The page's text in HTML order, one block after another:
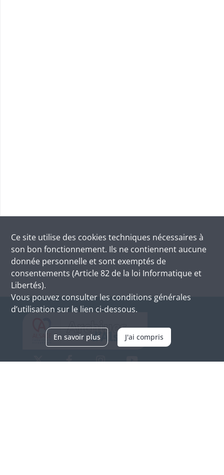
Ce site utilise des cookies techniques nécessaires à
son bon fonctionnement. Ils ne contiennent aucune
donnée personnelle et sont exemptés de
consentements (Article 82 de la loi Informatique et
Libertés).
Vous pouvez consulter les conditions générales
d’utilisation sur le lien ci-dessous.
En savoir plus J'ai compris